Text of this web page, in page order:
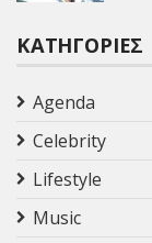
ΚΑΤΗΓΟΡΊΕΣ
Agenda
Celebrity
Lifestyle
Music